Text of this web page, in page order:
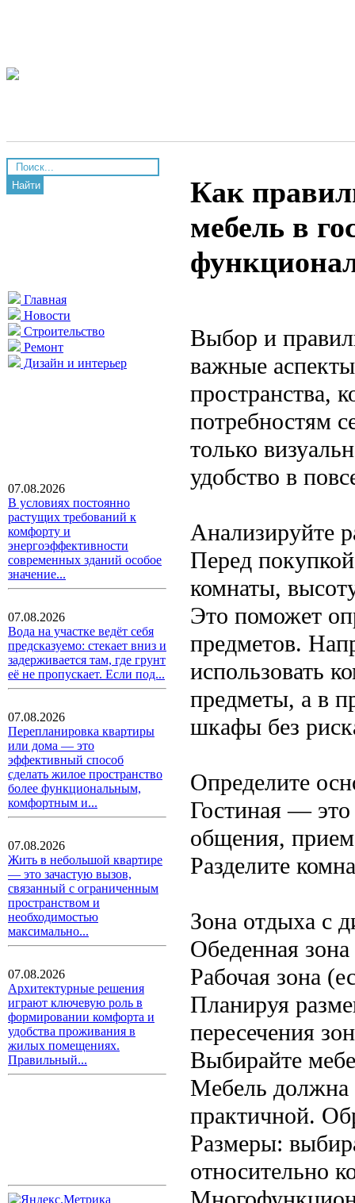
Найти
Главная
Новости
Строительство
Ремонт
Дизайн и интерьер
07.08.2026
В условиях постоянно
растущих требований к
комфорту и
энергоэффективности
современных зданий особое
значение...
07.08.2026
Вода на участке ведёт себя
предсказуемо: стекает вниз и
задерживается там, где грунт
её не пропускает. Если под...
07.08.2026
Перепланировка квартиры
или дома — это
эффективный способ
сделать жилое пространство
более функциональным,
комфортным и...
07.08.2026
Жить в небольшой квартире
— это зачастую вызов,
связанный с ограниченным
пространством и
необходимостью
максимально...
07.08.2026
Архитектурные решения
играют ключевую роль в
формировании комфорта и
удобства проживания в
жилых помещениях.
Правильный...
Как
мебель в
Выбор и
важные
пространства,
потребностям
только
удобство в
Анализируйте
Перед
комнаты,
Это поможет
предметов.
использовать
предметы, а в
шкафы без
Определите
Гостиная — это
общения,
Разделите
Зона отдыха с
Обеденная зона
Рабочая зона
Планируя
пересечения
Выбирайте
Мебель должна
практичной.
Размеры:
относительно